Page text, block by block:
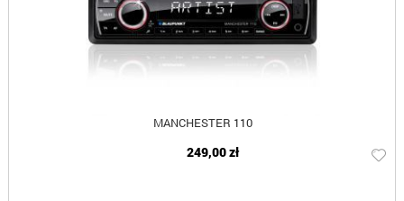
MANCHESTER 110
249,00 zł